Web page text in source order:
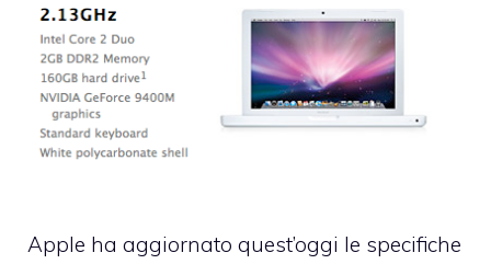
Apple ha aggiornato quest’oggi le specifiche